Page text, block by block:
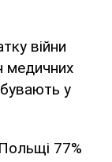
війни
медичних
у
77%